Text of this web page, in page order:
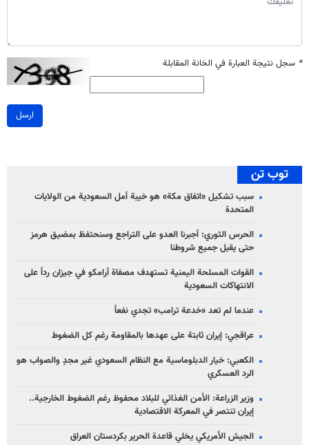
* سجل نتيجة العبارة في الخانة المقابلة
ارسل
توب تن
سبب تشكيل «اتفاق مكة» هو خيبة أمل السعودية من الولايات
المتحدة
الحرس الثوري: أجبرنا العدو على التراجع وسنحتفظ بمضيق هرمز
حتى يقبل جميع شروطنا
القوات المسلحة اليمنية تستهدف مصفاة أرامكو في جيزان رداً على
الانتهاكات السعودية
عندما لم تعد «خدعة ترامب» تجدي نفعاً
عراقجي: إيران ثابتة على عهدها بالمقاومة رغم كل الضغوط
الكعبي: خيار الدبلوماسية مع النظام السعودي غير مجدٍ والصواب هو
الرد العسكري
وزير الزراعة: الأمن الغذائي للبلاد محفوظ رغم الضغوط الخارجية..
إيران تنتصر في المعركة الاقتصادية
الجيش الأمريكي يخلي قاعدة الحرير بكردستان العراق